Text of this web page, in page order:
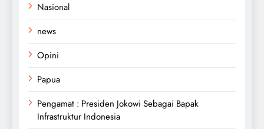
Nasional
news
Opini
Papua
Pengamat : Presiden Jokowi Sebagai Bapak
Infrastruktur Indonesia